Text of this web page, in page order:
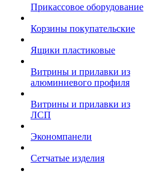
Прикассовое оборудование
Корзины покупательские
Ящики пластиковые
Витрины и прилавки из
алюминиевого профиля
Витрины и прилавки из
ЛСП
Экономпанели
Сетчатые изделия